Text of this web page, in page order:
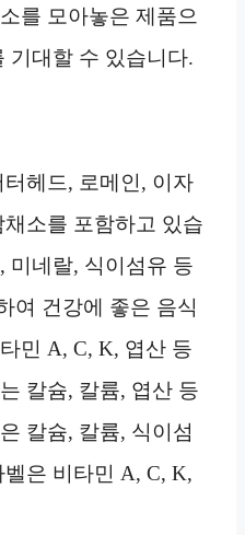
를 모아놓은 제품으
기대할 수 있습니다.
헤드, 로메인, 이자
소를 포함하고 있습
미네랄, 식이섬유 등
여 건강에 좋은 음식
민 A, C, K, 엽산 등
칼슘, 칼륨, 엽산 등
칼슘, 칼륨, 식이섬
은 비타민 A, C, K,